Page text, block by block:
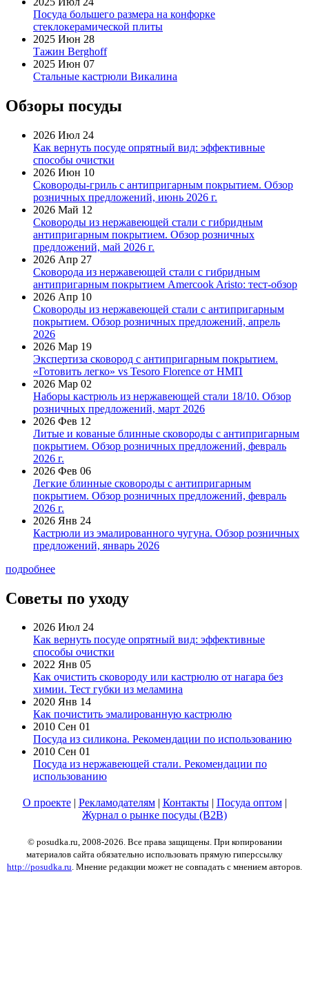
Посуда большего размера на конфорке
стеклокерамической плиты
2025 Июн 28
Тажин Berghoff
2025 Июн 07
Стальные кастрюли Викалина
Обзоры посуды
2026 Июл 24
Как вернуть посуде опрятный вид: эффективные
способы очистки
2026 Июн 10
Сковороды-гриль с антипригарным покрытием. Обзор
розничных предложений, июнь 2026 г.
2026 Май 12
Сковороды из нержавеющей стали с гибридным
антипригарным покрытием. Обзор розничных
предложений, май 2026 г.
2026 Апр 27
Сковорода из нержавеющей стали с гибридным
антипригарным покрытием Amercook Aristo: тест-обзор
2026 Апр 10
Сковороды из нержавеющей стали с антипригарным
покрытием. Обзор розничных предложений, апрель
2026
2026 Мар 19
Экспертиза сковород с антипригарным покрытием.
«Готовить легко» vs Tesoro Florence от НМП
2026 Мар 02
Наборы кастрюль из нержавеющей стали 18/10. Обзор
розничных предложений, март 2026
2026 Фев 12
Литые и кованые блинные сковороды с антипригарным
покрытием. Обзор розничных предложений, февраль
2026 г.
2026 Фев 06
Легкие блинные сковороды с антипригарным
покрытием. Обзор розничных предложений, февраль
2026 г.
2026 Янв 24
Кастрюли из эмалированного чугуна. Обзор розничных
предложений, январь 2026
подробнее
Советы по уходу
2026 Июл 24
Как вернуть посуде опрятный вид: эффективные
способы очистки
2022 Янв 05
Как очистить сковороду или кастрюлю от нагара без
химии. Тест губки из меламина
2020 Янв 14
Как почистить эмалированную кастрюлю
2010 Сен 01
Посуда из силикона. Рекомендации по использованию
2010 Сен 01
Посуда из нержавеющей стали. Рекомендации по
использованию
О проекте| Рекламодателям| Контакты| Посуда оптом|
Журнал о рынке посуды (B2B)
© posudka.ru, 2008-2026. Все права защищены. При копировании
материалов сайта обязательно использовать прямую гиперссылку
http://posudka.ru. Мнение редакции может не совпадать с мнением авторов.